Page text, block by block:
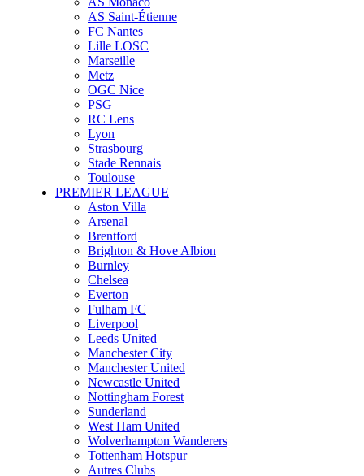
AS Saint-Étienne
FC Nantes
Lille LOSC
Marseille
Metz
OGC Nice
PSG
RC Lens
Lyon
Strasbourg
Stade Rennais
Toulouse
PREMIER LEAGUE
Aston Villa
Arsenal
Brentford
Brighton & Hove Albion
Burnley
Chelsea
Everton
Fulham FC
Liverpool
Leeds United
Manchester City
Manchester United
Newcastle United
Nottingham Forest
Sunderland
West Ham United
Wolverhampton Wanderers
Tottenham Hotspur
Autres Clubs